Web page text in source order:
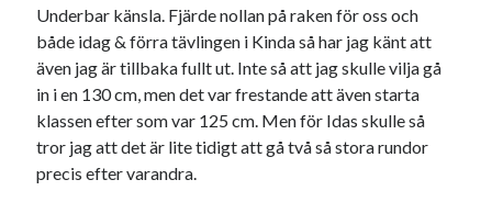
augusti 2026
M T O T F L
S
1
2
3
4 5 6 7 8
10
11 12 13 14 15
16
17
18 19 20 21 22
23
24
25 26
Underbar känsla. Fjärde nollan på raken för oss och
både idag & förra tävlingen i Kinda så har jag känt att
även jag är tillbaka fullt ut. Inte så att jag skulle vilja gå
in i en 130 cm, men det var frestande att även starta
klassen efter som var 125 cm. Men för Idas skulle så
tror jag att det är lite tidigt att gå två så stora rundor
precis efter varandra.